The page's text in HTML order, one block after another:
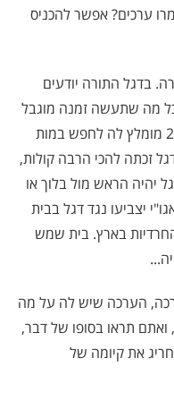
ערכים? אפשר להכניס
בדגל התורה יודעים
מה שתעשה זמנה מוגבל
מאוד. בקדנציה הבאה זו של שנת 2023 מומלץ לה לחפש במות
זכתה להכי הרבה קולות,
יהיה הראש מול בלוך או
יצביעו נגד דגל בבית
בארץ. בית שמש
הערכה שיש לה על מה
ואתם תראו בסופו של דבר,
חריג את קיומה של